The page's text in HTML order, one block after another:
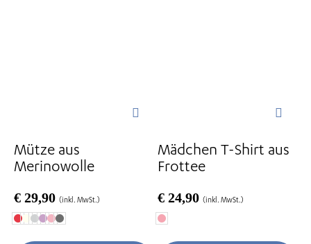
Mütze aus
Merinowolle
€ 29,90 (inkl. MwSt.)
Produktseite
werden
Mädchen T-Shirt aus
Frottee
€24,90 (inkl. MwSt.)
Produktseite
werden